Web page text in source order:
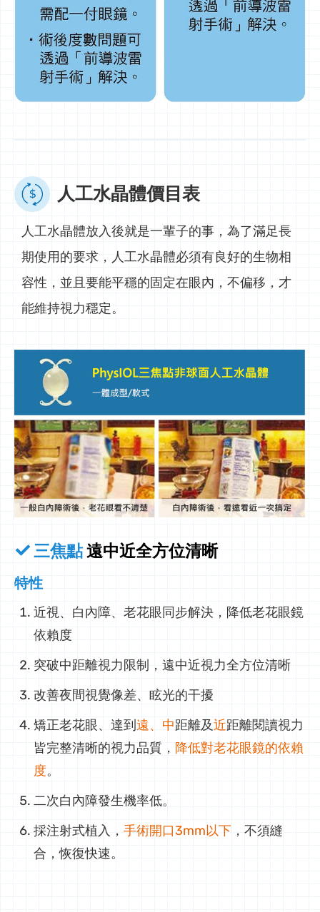
人工水晶體價目表
人工水晶體放入後就是一輩子的事，為了滿足長
期使用的要求，人工水晶體必須有良好的生物相
容性，並且要能平穩的固定在眼內，不偏移，才
能維持視力穩定。
三焦點遠中近全方位清晰
特性
近視、白內障、老花眼同步解決，降低老花眼鏡
依賴度
突破中距離視力限制，遠中近視力全方位清晰
改善夜間視覺像差、眩光的干擾
矯正老花眼、達到 遠、中距離及近距離閱讀視力
皆完整清晰的視力品質， 降低對老花眼鏡的依賴
度。
二次白內障發生機率低。
採注射式植入， 手術開口3mm以下 ，不須縫
合，恢復快速。